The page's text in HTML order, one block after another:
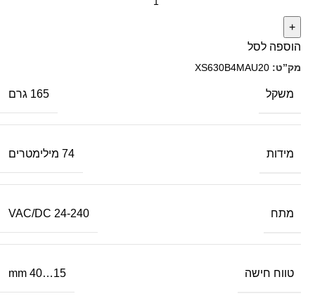
הוספה לסל
מק”ט: XS630B4MAU20
משקל 165 גרם
מידות 74 מילימטרים
מתח 24-240 VAC/DC
טווח חישה 15…40 mm